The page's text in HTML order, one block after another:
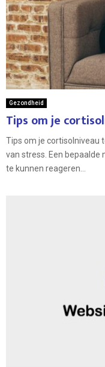
Gezondheid
Tips om je
Tips om je cortisolniveau
van stress. Een bepaalde
te kunnen reageren...